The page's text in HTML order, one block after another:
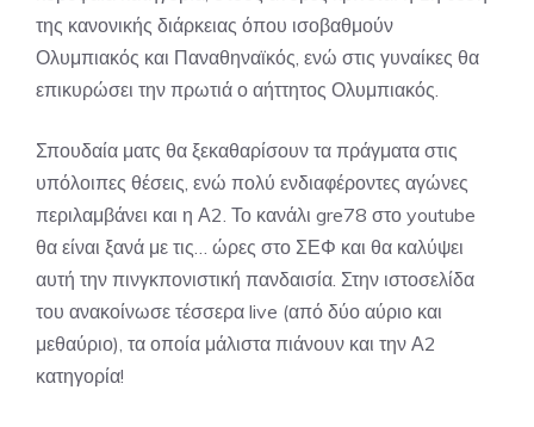
της κανονικής διάρκειας όπου ισοβαθμούν
Ολυμπιακός και Παναθηναϊκός, ενώ στις γυναίκες θα
επικυρώσει την πρωτιά ο αήττητος Ολυμπιακός.
Σπουδαία ματς θα ξεκαθαρίσουν τα πράγματα στις
υπόλοιπες θέσεις, ενώ πολύ ενδιαφέροντες αγώνες
περιλαμβάνει και η Α2. Το κανάλι gre78 στο youtube
θα είναι ξανά με τις… ώρες στο ΣΕΦ και θα καλύψει
αυτή την πινγκπονιστική πανδαισία. Στην ιστοσελίδα
του ανακοίνωσε τέσσερα live (από δύο αύριο και
μεθαύριο), τα οποία μάλιστα πιάνουν και την Α2
κατηγορία!